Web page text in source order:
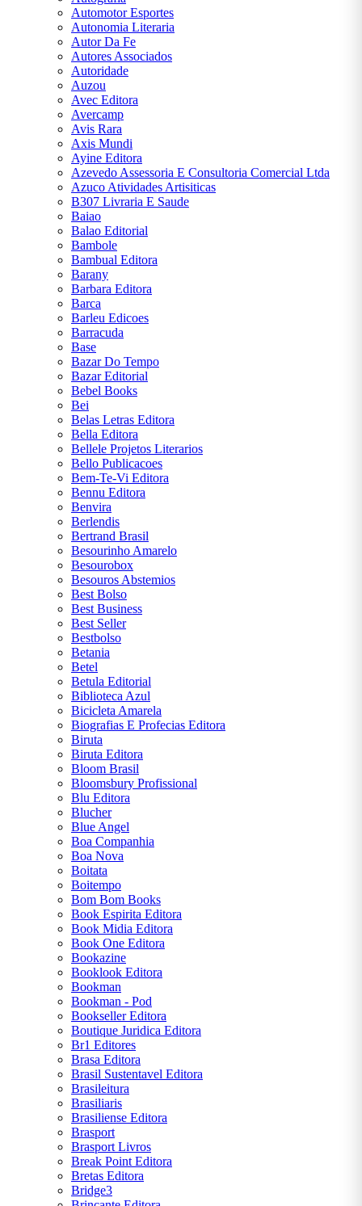
ALENCAR
SARAMAGO
CARROLL
MACHADO
SHELLEY
MIGUEL DE
CERVANTES
MONTEIRO
NAPOLEON
RIORDAN
KIYOSAKI
STEPHEN
SUZANNE
SHAKESPEARE
CENTRAL
ATENDIMENTO
(11) 9
6064-
6230
WhatsApp
Automotor Esportes
Autonomia Literaria
Autor Da Fe
Autores Associados
Autoridade
Auzou
Avec Editora
Avercamp
Avis Rara
Axis Mundi
Ayine Editora
Azevedo Assessoria E Consultoria Comercial Ltda
Azuco Atividades Artisiticas
B307 Livraria E Saude
Baiao
Balao Editorial
Bambole
Bambual Editora
Barany
Barbara Editora
Barca
Barleu Edicoes
Barracuda
Base
Bazar Do Tempo
Bazar Editorial
Bebel Books
Bei
Belas Letras Editora
Bella Editora
Bellele Projetos Literarios
Bello Publicacoes
Bem-Te-Vi Editora
Bennu Editora
Benvira
Berlendis
Bertrand Brasil
Besourinho Amarelo
Besourobox
Besouros Abstemios
Best Bolso
Best Business
Best Seller
Bestbolso
Betania
Betel
Betula Editorial
Biblioteca Azul
Bicicleta Amarela
Biografias E Profecias Editora
Biruta
Biruta Editora
Bloom Brasil
Bloomsbury Profissional
Blu Editora
Blucher
Blue Angel
Boa Companhia
Boa Nova
Boitata
Boitempo
Bom Bom Books
Book Espirita Editora
Book Midia Editora
Book One Editora
Bookazine
Booklook Editora
Bookman
Bookman - Pod
Bookseller Editora
Boutique Juridica Editora
Br1 Editores
Brasa Editora
Brasil Sustentavel Editora
Brasileitura
Brasiliaris
Brasiliense Editora
Brasport
Brasport Livros
Break Point Editora
Bretas Editora
Bridge3